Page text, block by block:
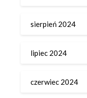
sierpień 2024
lipiec 2024
czerwiec 2024